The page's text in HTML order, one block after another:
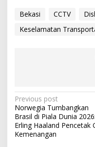
Bekasi CCTV
Keselamatan
P
o
s
Previous post
Norwegia Tumbangkan
Brasil di Piala Dunia 2026:
Erling Haaland Pencetak
Kemenangan